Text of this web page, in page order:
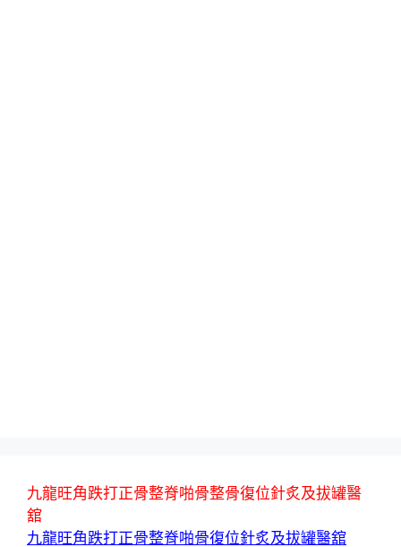
九龍旺角跌打正骨整脊啪骨整骨復位針炙及拔罐醫
舘
九龍旺角跌打正骨整脊啪骨復位針炙及拔罐醫舘